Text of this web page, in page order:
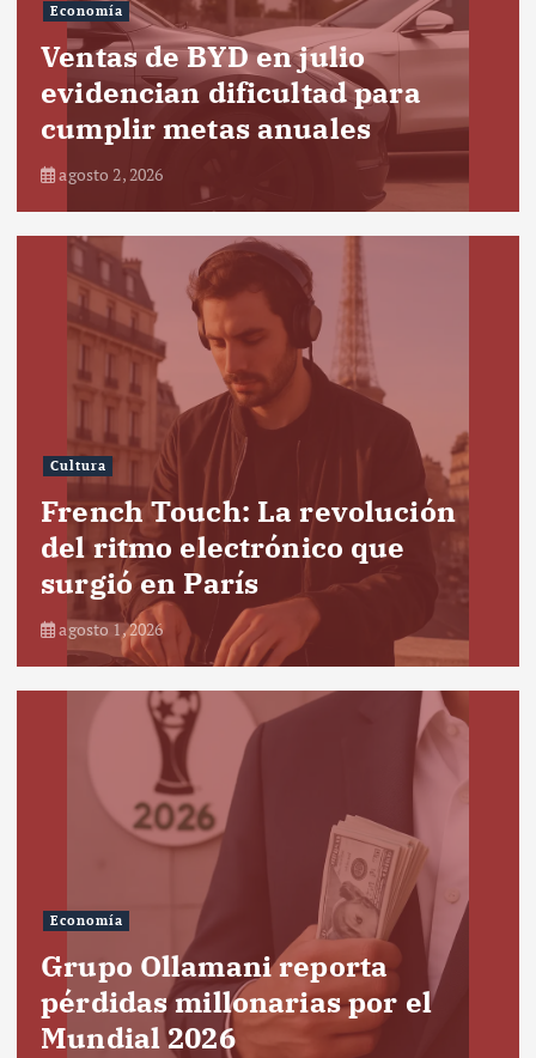
Economía
Ventas de BYD en julio
evidencian dificultad para
cumplir metas anuales
agosto 2, 2026
Cultura
French Touch: La revolución
del ritmo electrónico que
surgió en París
agosto 1, 2026
Economía
Grupo Ollamani reporta
pérdidas millonarias por el
Mundial 2026